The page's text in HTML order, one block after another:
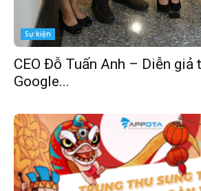
Sự kiện
CEO Đỗ Tuấn Anh – Diễn giả
Google...